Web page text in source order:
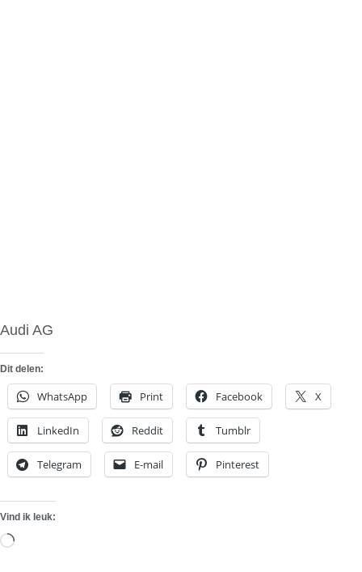
Audi AG
Dit delen:
WhatsApp Print Facebook X
LinkedIn Reddit Tumblr
Telegram E-mail Pinterest
Vind ik leuk:
Aan